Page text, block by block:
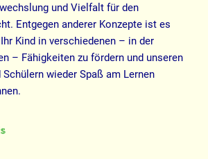
und Vielfalt für den
Entgegen anderer Konzepte ist es
Kind in verschiedenen – in der
– Fähigkeiten zu fördern und unseren
wieder Spaß am Lernen